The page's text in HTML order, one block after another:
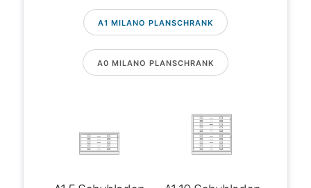
A1 MILANO PLANSCHRANK
A0 MILANO PLANSCHRANK